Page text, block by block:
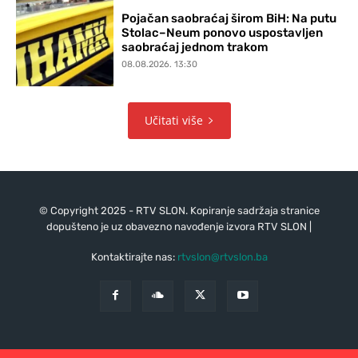
Pojačan saobraćaj širom BiH: Na putu
Stolac–Neum ponovo uspostavljen
saobraćaj jednom trakom
08.08.2026. 13:30
Učitati više
© Copyright 2025 - RTV SLON. Kopiranje sadržaja stranice
dopušteno je uz obavezno navođenje izvora RTV SLON |
Kontaktirajte nas: rtvslon@rtvslon.ba